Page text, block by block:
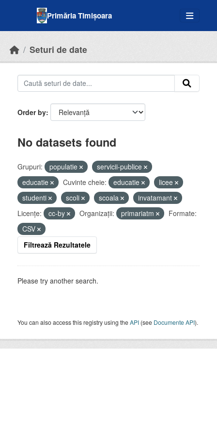
Primăria Timișoara
Seturi de date
Order by
No datasets found
Grupuri: populatie
servicii-publice
educatie
Cuvinte cheie: educatie
licee
studenti
scoli scoala
invatamant
Licenţe:
cc-by Organizații: primariatm
Formate:
CSV
Filtrează Rezultatele
Please try another search.
You can also access this registry using theAPI (see Documente API).